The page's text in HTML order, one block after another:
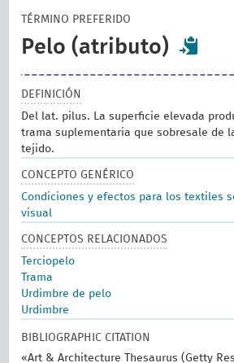
TÉRMINO PREFERIDO
Pelo (atributo)
DEFINICIÓN
Del lat. pilus. La superficie elevada
trama suplementaria que sobresale de
tejido.
CONCEPTO GENÉRICO
Condiciones y efectos para los textiles
visual
CONCEPTOS RELACIONADOS
Terciopelo
Trama
Urdimbre de pelo
Urdimbre
BIBLIOGRAPHIC CITATION
«Art & Architecture Thesaurus (Getty